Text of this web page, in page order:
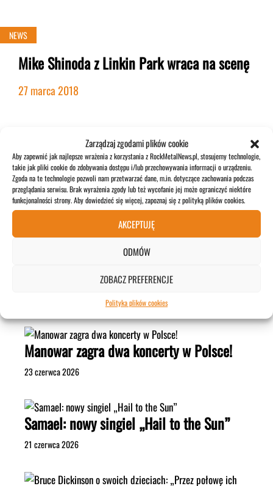
Zarządzaj zgodami plików cookie
Aby zapewnić jak najlepsze wrażenia z korzystania z RockMetalNews.pl, stosujemy technologie,
takie jak pliki cookie do zdobywania dostępu i/lub przechowywania informacji o urządzeniu.
Zgoda na te technologie pozwoli nam przetwarzać dane, m.in. dotyczące zachowania podczas
przeglądania serwisu. Brak wyrażenia zgody lub też wycofanie jej może ograniczyć niektóre
funkcjonalności strony. Aby dowiedzieć się więcej, zapoznaj się z polityką plików cookies.
AKCEPTUJĘ
ODMÓW
ZOBACZ PREFERENCJE
Polityka plików cookies
NEWS
Mike Shinoda z Linkin Park wraca na scenę
27 marca 2018
ZOBACZ WIĘCEJ>>>
POPULARNE
Dave Mustaine o swoich ulubionych
Manowar zagra dwa koncerty w Polsce!
23 czerwca 2026
Samael: nowy singiel „Hail to the Sun”
21 czerwca 2026